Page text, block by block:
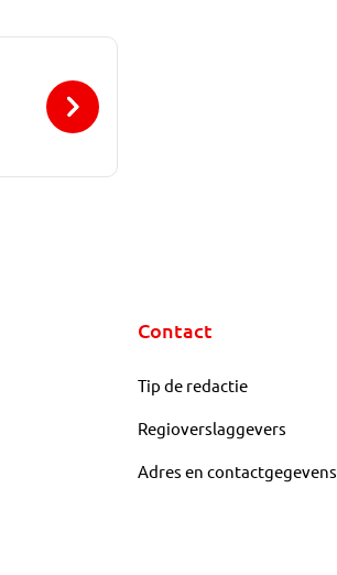
Contact
Tip de redactie
Regioverslaggevers
Adres en contactgegevens